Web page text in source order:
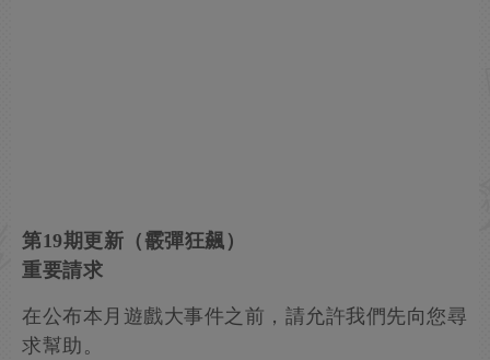
第19期更新（霰彈狂飆）
重要請求
在公布本月遊戲大事件之前，請允許我們先向您尋
求幫助。